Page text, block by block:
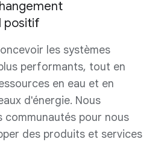
positif
les systèmes
performants, tout en
en eau et en
d'énergie. Nous
communautés pour nous
des produits et services